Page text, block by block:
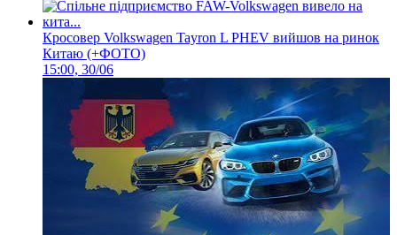
Кросовер Volkswagen Tayron L PHEV вийшов на ринок
Китаю (+ФОТО)
15:00, 30/06